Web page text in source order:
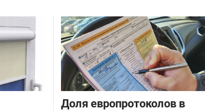
Доля европротоколов в